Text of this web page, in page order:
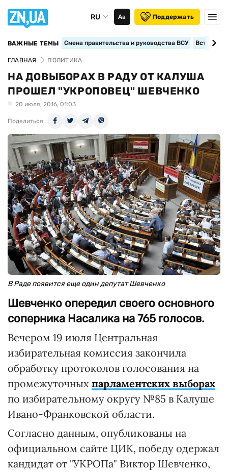
RU Аа Поддержать
ВАЖНЫЕ ТЕМЫ Смена правительства и руководства ВСУ
ГЛАВНАЯ ПОЛИТИКА
НА ДОВЫБОРАХ В РАДУ ОТ КАЛУША
ПРОШЕЛ "УКРОПОВЕЦ" ШЕВЧЕНКО
20 июля, 2016, 01:03
Поделиться
В Раде появится еще один депутат Шевченко
Шевченко опередил своего основного
соперника Насалика на 765 голосов.
Вечером 19 июля Центральная
избирательная комиссия закончила
обработку протоколов голосования на
промежуточных парламентских выборах
по избирательному округу №85 в Калуше
Ивано-Франковской области.
Согласно данным, опубликованы на
официальном сайте ЦИК, победу одержал
кандидат от "УКРОПа" Виктор Шевченко,